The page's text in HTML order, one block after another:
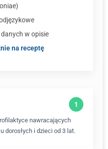
danych w opisie
na receptę
nawracających
dorosłych i dzieci od 3 lat.